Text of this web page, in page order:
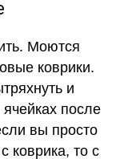
Моются
коврики.
и
после
вы просто
коврика, то с